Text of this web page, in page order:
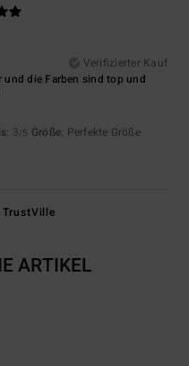
Verifizierter Kauf
und die Farben sind top und
: 3/5 Größe: Perfekte Größe
TrustVille
ARTIKEL